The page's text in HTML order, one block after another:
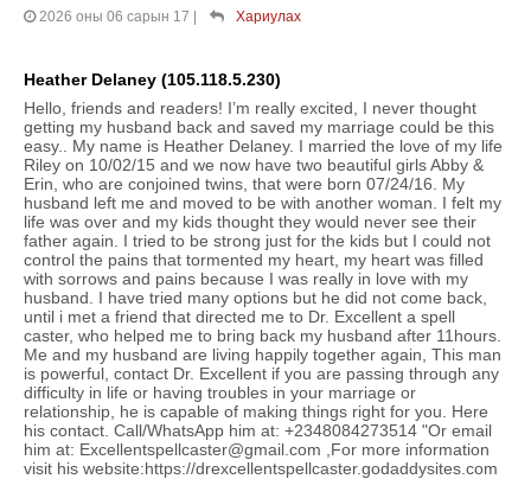
2026 оны 06 сарын 17 | Хариулах
Heather Delaney (105.118.5.230)
Hello, friends and readers! I’m really excited, I never thought
getting my husband back and saved my marriage could be this
easy.. My name is Heather Delaney. I married the love of my life
Riley on 10/02/15 and we now have two beautiful girls Abby &
Erin, who are conjoined twins, that were born 07/24/16. My
husband left me and moved to be with another woman. I felt my
life was over and my kids thought they would never see their
father again. I tried to be strong just for the kids but I could not
control the pains that tormented my heart, my heart was filled
with sorrows and pains because I was really in love with my
husband. I have tried many options but he did not come back,
until i met a friend that directed me to Dr. Excellent a spell
caster, who helped me to bring back my husband after 11hours.
Me and my husband are living happily together again, This man
is powerful, contact Dr. Excellent if you are passing through any
difficulty in life or having troubles in your marriage or
relationship, he is capable of making things right for you. Here
his contact. Call/WhatsApp him at: +2348084273514 "Or email
him at: Excellentspellcaster@gmail.com ,For more information
visit his website:https://drexcellentspellcaster.godaddysites.com